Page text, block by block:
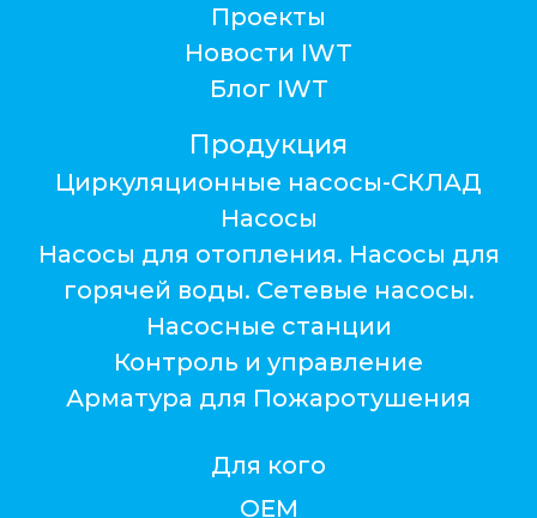
Проекты
Новости IWT
Блог IWT
Продукция
Циркуляционные насосы-СКЛАД
Насосы
Насосы для отопления. Насосы для
горячей воды. Сетевые насосы.
Насосные станции
Контроль и управление
Арматура для Пожаротушения
Для кого
ОЕМ